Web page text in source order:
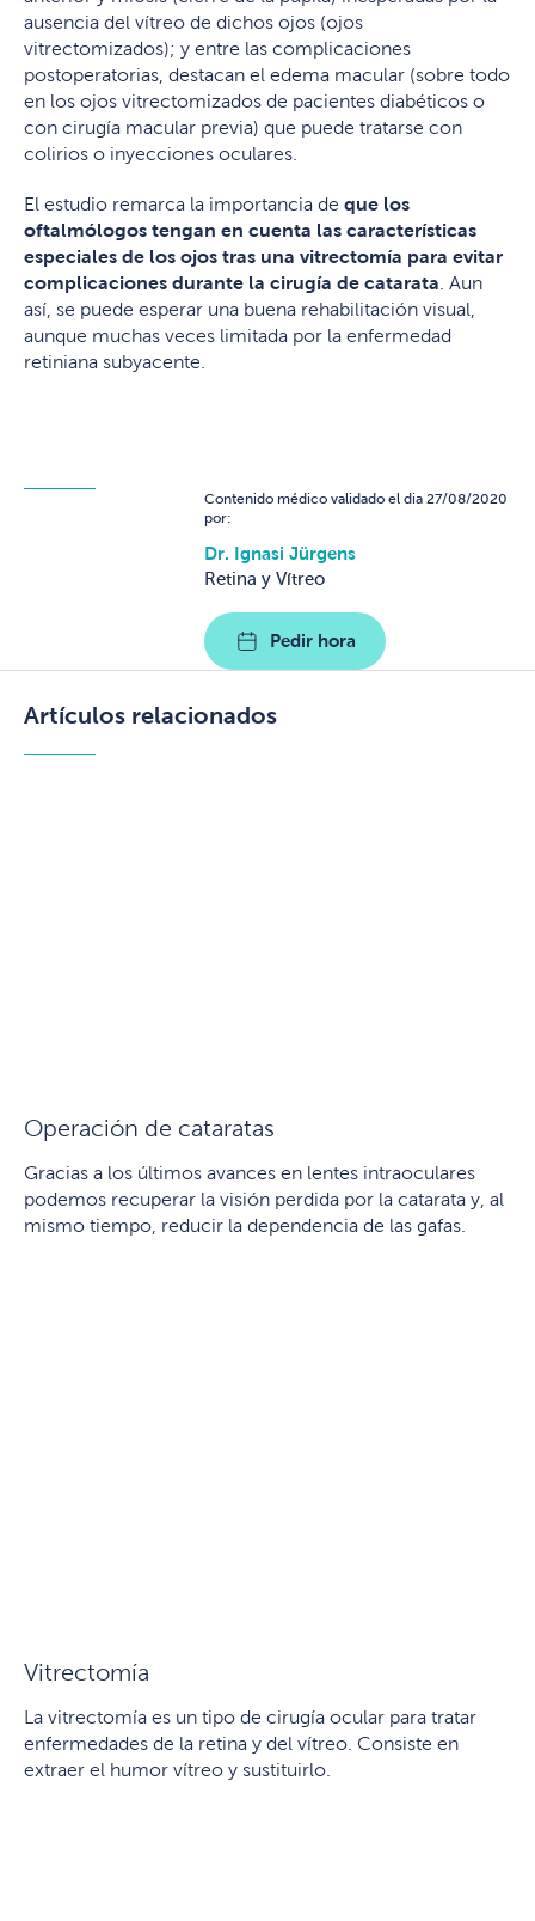
ausencia del vítreo de dichos ojos (ojos
vitrectomizados); y entre las complicaciones
postoperatorias, destacan el edema macular (sobre todo
en los ojos vitrectomizados de pacientes diabéticos o
con cirugía macular previa) que puede tratarse con
colirios o inyecciones oculares.
El estudio remarca la importancia de que los
oftalmólogos tengan en cuenta las características
especiales de los ojos tras una vitrectomía para evitar
complicaciones durante la cirugía de catarata . Aun
así, se puede esperar una buena rehabilitación visual,
aunque muchas veces limitada por la enfermedad
retiniana subyacente.
Contenido médico validado el dia 27/08/2020
por:
Dr. Ignasi Jürgens
Retina y Vítreo
Pedir hora
Artículos relacionados
Operación de cataratas
Gracias a los últimos avances en lentes intraoculares
podemos recuperar la visión perdida por la catarata y, al
mismo tiempo, reducir la dependencia de las gafas.
Vitrectomía
La vitrectomía es un tipo de cirugía ocular para tratar
enfermedades de la retina y del vítreo. Consiste en
extraer el humor vítreo y sustituirlo.